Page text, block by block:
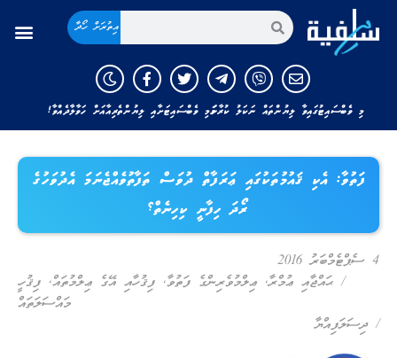
އިތުރަށް ހޯދާ
މި ވެބްސައިޓުގައިވާ ލިޔުންތައް ނަކަލު ކުރާނަމަ މި ވެބްސައިޓަށާއި ލިޔުންތެރިއާއަށް ހަވާލާދެއްވާ!
ފަތުވާ: އެކި ޤައުމުތަކުގައި ޢަރަފާތް ދުވަސް ތަފާތުވެއްޖެނަމަ އެދުވަހުގެ
ރޯދަ ހިފާނީ ކިހިނެތް؟
4 ސެޕްޓެމްބަރު 2016
/ ޙައްޖާއި ޢުމްރާ, ޢިލްމުވެރިންގެ ފަތުވާ, ފިޤުހާއި އޭގެ ޢިލްމުތައް, ފިޤުހީ
މައްސަލަތައް
/ ދިސަލަފިއްޔާ